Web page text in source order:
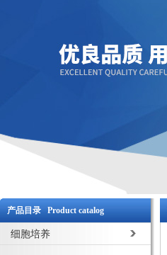
产品目录 Product catalog
细胞培养